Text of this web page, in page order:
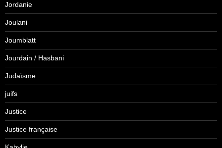
Jordanie
Joulani
Joumblatt
Jourdain / Hasbani
Judaïsme
juifs
Justice
Justice française